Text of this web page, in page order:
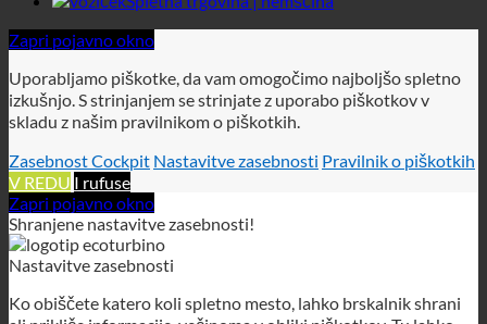
Zasebnost CockpitNastavitve zasebnostiPravilnik o piškotkih
V REDUI rufuse
Zapri pojavno okno
Shranjene nastavitve zasebnosti!
Nastavitve zasebnosti
ali prikliče informacije, večinoma v obliki piškotkov. Tu lahko
nadzorujete svoje osebne storitve piškotkov.
Potrebno AnalitikaZasebnost Cockpit
Pravilnik o piškotkih
Ti piškotki so potrebni za delovanje spletnega mesta in jih v
naših sistemih ni mogoče izklopiti.